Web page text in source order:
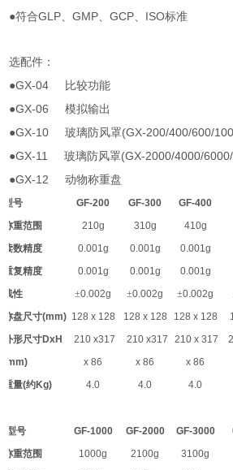
●符合GLP、GMP、GCP、 ISO标准
选配件：
●GX-04 比较功能
●GX-06模拟输出
●GX-10玻璃防风罩(GX-200/400/600/
●GX-11玻璃防风罩(GX-2000/4000/
●GX-12动物称重盘
型号 GF-200 GF-300 GF-400
称重范围
210g 310g 410g
读数精度
0.001g 0.001g 0.001g
重复精度
0.001g 0.001g 0.001g
线性
±0.002g ±0.002g ±0.002g
称盘尺寸(mm) 128 x 128 128 x 128 128 x 128
外形尺寸DxH
(mm)
210 x317
x 86
210 x317
x 86
210 x 317
x 86
重量(约Kg) 4.0 4.0 4.0
型号 GF-1000 GF-2000 GF-3000
称重范围
1000g 2100g 3100g